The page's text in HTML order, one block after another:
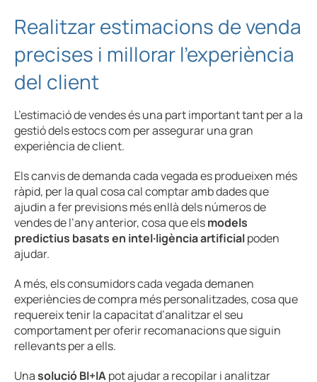
Realitzar estimacions de venda
precises i millorar l’experiència
del client
L’estimació de vendes és una part important tant per a la
gestió dels estocs com per assegurar una gran
experiència de client.
Els canvis de demanda cada vegada es produeixen més
ràpid, per la qual cosa cal comptar amb dades que
ajudin a fer previsions més enllà dels números de
vendes de l’any anterior, cosa que elsmodels
predictius basats en intel·ligència artificialpoden
ajudar.
A més, els consumidors cada vegada demanen
experiències de compra més personalitzades, cosa que
requereix tenir la capacitat d’analitzar el seu
comportament per oferir recomanacions que siguin
rellevants per a ells.
Unasolució BI+IApot ajudar a recopilar i analitzar